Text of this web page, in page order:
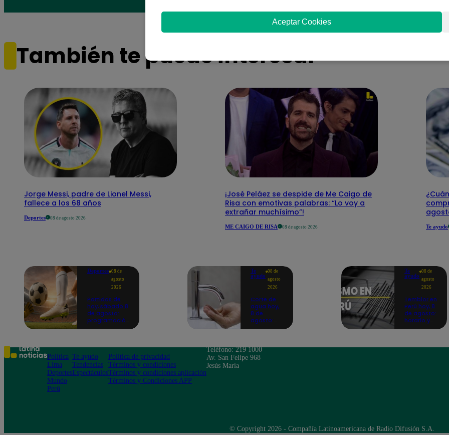
También te puede interesar
Jorge Messi, padre de Lionel Messi,
fallece a los 68 años
Deportes 08 de agosto 2026
¡José Peláez se despide de Me Caigo de
Risa con emotivas palabras: “Lo voy a
extrañar muchísimo”!
ME CAIGO DE RISA 08 de agosto 2026 Te ayudo
Deportes 08 de
agosto
2026
Partidos de
hoy, sábado 8
de agosto:
programación
Te
ayudo
08 de
agosto
2026
Corte de
agua hoy,
8 de
agosto:
sin el
servicio de
Sedapal
Te
ayudo
08 de
agosto
2026
Temblor en
Perú hoy, 8
de agosto:
horario y
según IGP
Aceptar Cookies
Política
Lima
Deportes
Mundo
Perú
Te ayudo
Tendencias
Espectáculos
Política de privacidad
Términos y condiciones
Términos y condiciones aplicación
Términos y Condiciones APP
Teléfono: 219 1000
Av. San Felipe 968
Jesús María
© Copyright 2026 - Compañía Latinoamericana de Radio Difusión S.A.